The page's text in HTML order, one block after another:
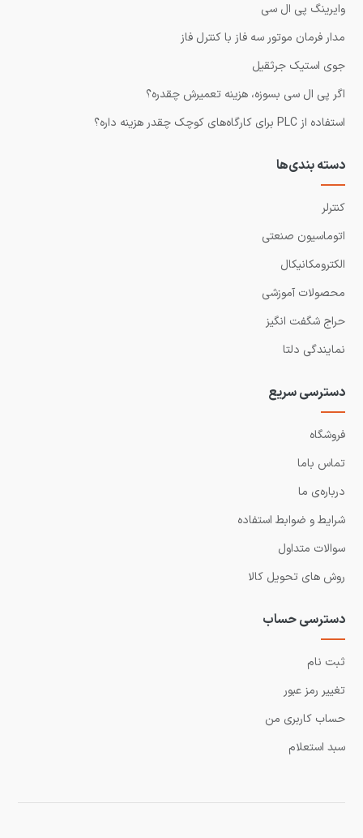
وایرینگ پی ال سی
مدار فرمان موتور سه فاز با کنترل فاز
جوی استیک جرثقیل
اگر پی ال سی بسوزه، هزینه تعمیرش چقدره؟
استفاده از PLC برای کارگاه‌های کوچک چقدر هزینه داره؟
دسته بندی‌ها
کنترلر
اتوماسیون صنعتی
الکترومکانیکال
محصولات آموزشی
حراج شگفت انگیز
نمایندگی دلتا
دسترسی سریع
فروشگاه
تماس باما
درباره‌ی ما
شرایط و ضوابط استفاده
سوالات متداول
روش های تحویل کالا
دسترسی حساب
ثبت نام
تغییر رمز عبور
حساب کاربری من
سبد استعلام